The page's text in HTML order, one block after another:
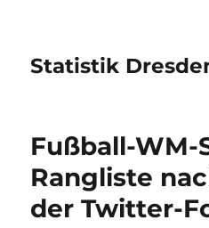
Statistik
Fußball-WM-
Rangliste
der Twitter-